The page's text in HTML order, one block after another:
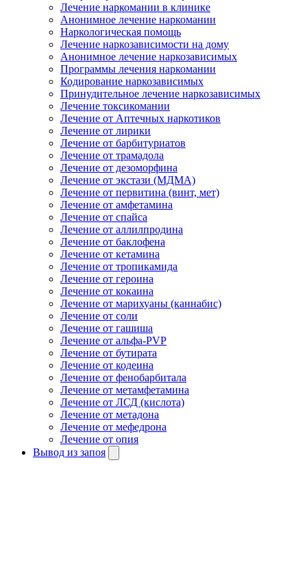
Лечение наркомании в клинике
Анонимное лечение наркомании
Наркологическая помощь
Лечение наркозависимости на дому
Анонимное лечение наркозависимых
Программы лечения наркомании
Кодирование наркозависимых
Принудительное лечение наркозависимых
Лечение токсикомании
Лечение от Аптечных наркотиков
Лечение от лирики
Лечение от барбитуриатов
Лечение от трамадола
Лечение от дезоморфина
Лечение от экстази (МДМА)
Лечение от первитина (винт, мет)
Лечение от амфетамина
Лечение от спайса
Лечение от аллилпродина
Лечение от баклофена
Лечение от кетамина
Лечение от тропикамида
Лечение от героина
Лечение от кокаина
Лечение от марихуаны (каннабис)
Лечение от соли
Лечение от гашиша
Лечение от альфа-PVP
Лечение от бутирата
Лечение от кодеина
Лечение от фенобарбитала
Лечение от метамфетамина
Лечение от ЛСД (кислота)
Лечение от метадона
Лечение от мефедрона
Лечение от опия
Вывод из запоя